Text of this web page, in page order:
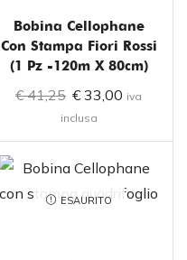
Bobina Cellophane
Con Stampa Fiori Rossi
(1 Pz -120m X 80cm)
€41,25 € 33,00 iva
inclusa
ESAURITO